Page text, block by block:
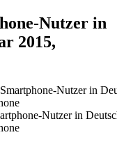
Nutzer in
2015,
Nutzer in